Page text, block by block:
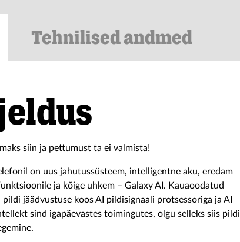
Tehnilised andmed
siin ja pettumust ta ei valmista!
on uus jahutussüsteem, intelligentne aku, eredam
ja kõige uhkem – Galaxy AI. Kauaoodatud
jäädvustuse koos AI pildisignaali protsessoriga ja AI
sind igapäevastes toimingutes, olgu selleks siis pildi